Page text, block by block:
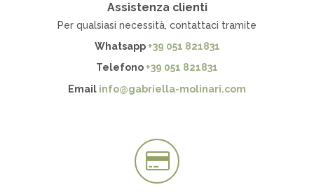
Assistenza clienti
Per qualsiasi necessità, contattaci tramite
Whatsapp +39 051 821831
Telefono +39 051 821831
Email info@gabriella-molinari.com